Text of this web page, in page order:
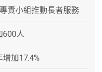
責小組推動長者服務
600人
加17.4%